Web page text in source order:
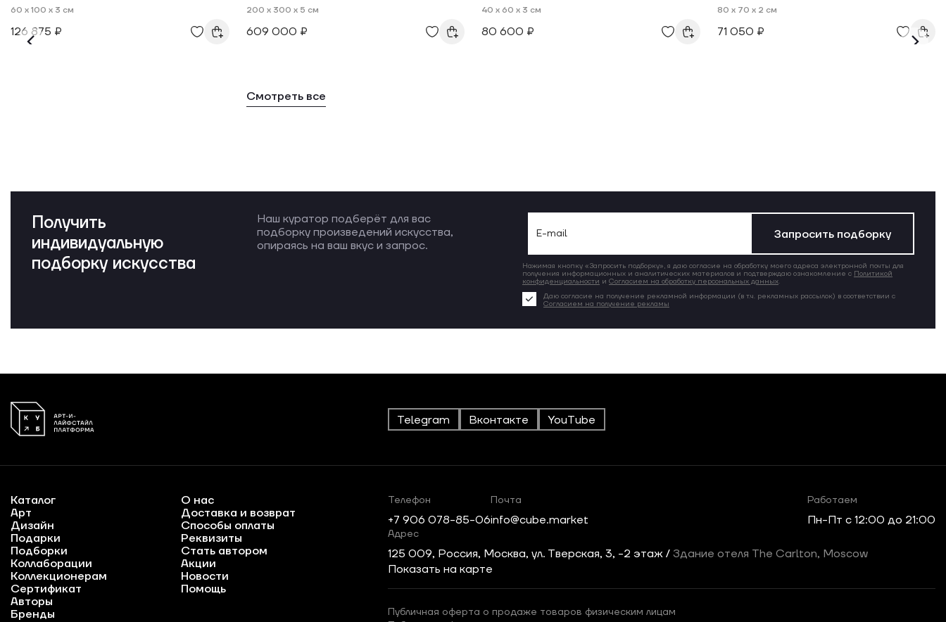
60 x 100 x 3 см
126 875 ₽
200 x 300 x 5 см
609 000 ₽
40 x 60 x 3 см
80 600 ₽
80 x 70 x 2 см
71 050 ₽
Смотреть все
Получить
индивидуальную
подборку искусства
Наш куратор подберёт для вас
подборку произведений искусства,
опираясь на ваш вкус и запрос.
Запросить подборку
Нажимая кнопку «Запросить подборку», я даю согласие на обработку моего адреса электронной почты для
получения информационных и аналитических материалов и подтверждаю ознакомление с Политикой
конфиденциальности и Согласием на обработку персональных данных.
Даю согласие на получение рекламной информации (в т.ч. рекламных рассылок) в соответствии с
Согласием на получение рекламы
Telegram Вконтакте YouTube
Каталог
Арт
Дизайн
Подарки
Подборки
Коллаборации
Коллекционерам
Сертификат
Авторы
Бренды
О нас
Доставка и возврат
Способы оплаты
Реквизиты
Стать автором
Акции
Новости
Помощь
Телефон
+7 906 078-85-06
Почта
info@cube.market
Работаем
Пн-Пт c 12:00 до 21:00
Адрес
125 009, Россия, Москва, ул. Тверская, 3, -2 этаж / Здание отеля The Carlton, Moscow
Показать на карте
Публичная оферта о продаже товаров физическим лицам